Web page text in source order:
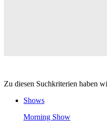
Shows
MorningShow